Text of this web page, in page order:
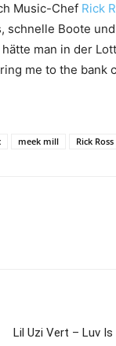
Music-Chef Rick
schnelle Boote
man in der
me to the bank
meek mill Rick Ross
Lil Uzi Vert – Luv